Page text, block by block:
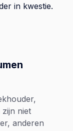
in kwestie.
niet
anderen